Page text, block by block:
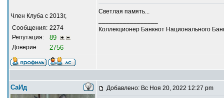
Член Клуба с 2013г,
Сообщения: 2274
Репутация:
89
Доверие: 2756
Светлая память...
Коллекционер Банкнот Национального
СаИд Добавлено: Вс Ноя 20, 2022 12:27 pm